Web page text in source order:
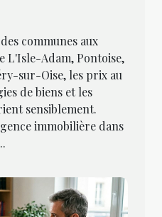
communes aux
L'Isle-Adam, Pontoise,
sur-Oise, les prix au
de biens et les
sensiblement.
immobilière dans